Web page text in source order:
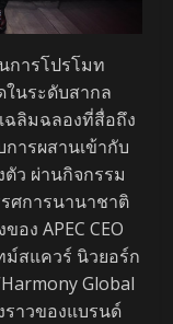
การโปรโมท
นระดับสากล
ฉลิมฉลองที่สื่อถึง
ารผสานเข้ากับ
ว ผ่านกิจกรรม
ศการนานาชาติ
ง APEC CEO
ม์สแควร์ นิวยอร์ก
Global
ราวของแบรนด์